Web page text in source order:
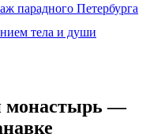
парадного Петербурга
тела и души
монастырь —